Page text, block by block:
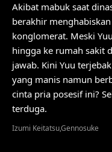
Akibat mabuk saat
berakhir
konglomerat. Meski
hingga ke rumah sakit
jawab. Kini Yuu
yang manis namun
cinta pria posesif ini?
terduga.
Izumi Keitatsu,Gennosuke